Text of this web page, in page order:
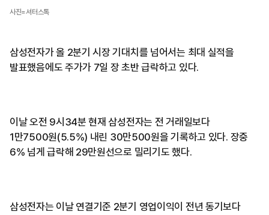
사진=셔터스톡
삼성전자가 올 2분기 시장 기대치를 넘어서는 최대 실적을
발표했음에도 주가가 7일 장 초반 급락하고 있다.
이날 오전 9시34분 현재 삼성전자는 전 거래일보다
1만7500원(5.5%) 내린 30만500원을 기록하고 있다. 장중
6% 넘게 급락해 29만원선으로 밀리기도 했다.
삼성전자는 이날 연결기준 2분기 영업이익이 전년 동기보다